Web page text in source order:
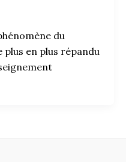
du
en plus répandu